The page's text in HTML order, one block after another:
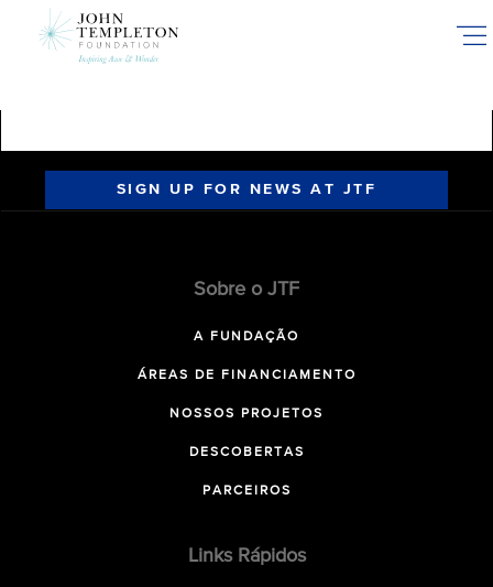
SIGN UP FOR NEWS AT JTF
Sobre o JTF
A FUNDAÇÃO
ÁREAS DE FINANCIAMENTO
NOSSOS PROJETOS
DESCOBERTAS
PARCEIROS
Links Rápidos